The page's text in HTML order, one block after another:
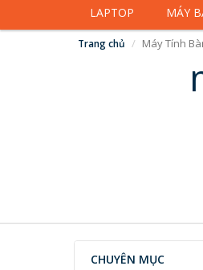
LAPTOP MÁY
Trang chủ Máy Tính
CHUYÊN MỤC